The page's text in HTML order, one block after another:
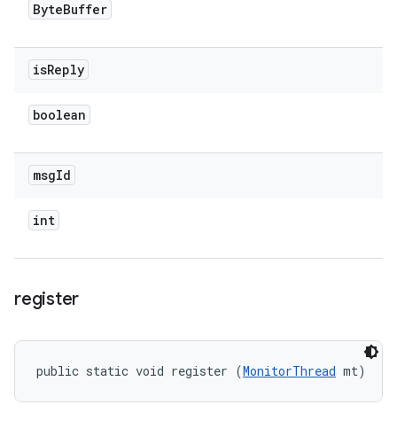
ByteBuffer
isReply
boolean
msgId
int
register
public static void register (MonitorThread mt)